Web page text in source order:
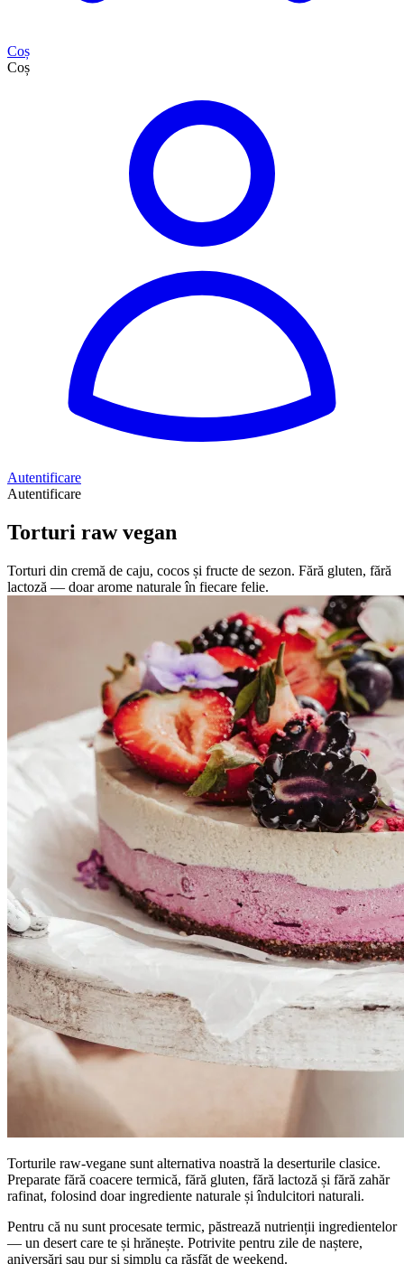
Coș
Coș
Autentificare
Autentificare
Torturi raw vegan
Torturi din cremă de caju, cocos și fructe de sezon. Fără gluten, fără
lactoză — doar arome naturale în fiecare felie.
Torturile raw-vegane sunt alternativa noastră la deserturile clasice.
Preparate fără coacere termică, fără gluten, fără lactoză și fără zahăr
rafinat, folosind doar ingrediente naturale și îndulcitori naturali.
Pentru că nu sunt procesate termic, păstrează nutrienții ingredientelor
— un desert care te și hrănește. Potrivite pentru zile de naștere,
aniversări sau pur și simplu ca răsfăț de weekend.